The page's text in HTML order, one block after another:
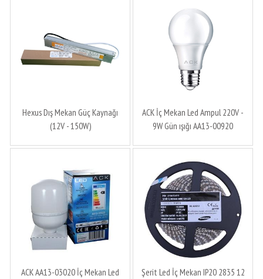
Hexus Dış Mekan Güç Kaynağı
(12V - 150W)
ACK İç Mekan Led Ampul 220V -
9W Gün ışığı AA13-00920
ACK AA13-03020 İç Mekan Led
Şerit Led İç Mekan IP20 2835 12